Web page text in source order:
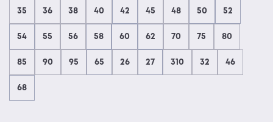
35 36 38 40 42 45 48 50 52
54 55 56 58 60 62 70 75 80
85 90 95 65 26 27 310 32 46
68